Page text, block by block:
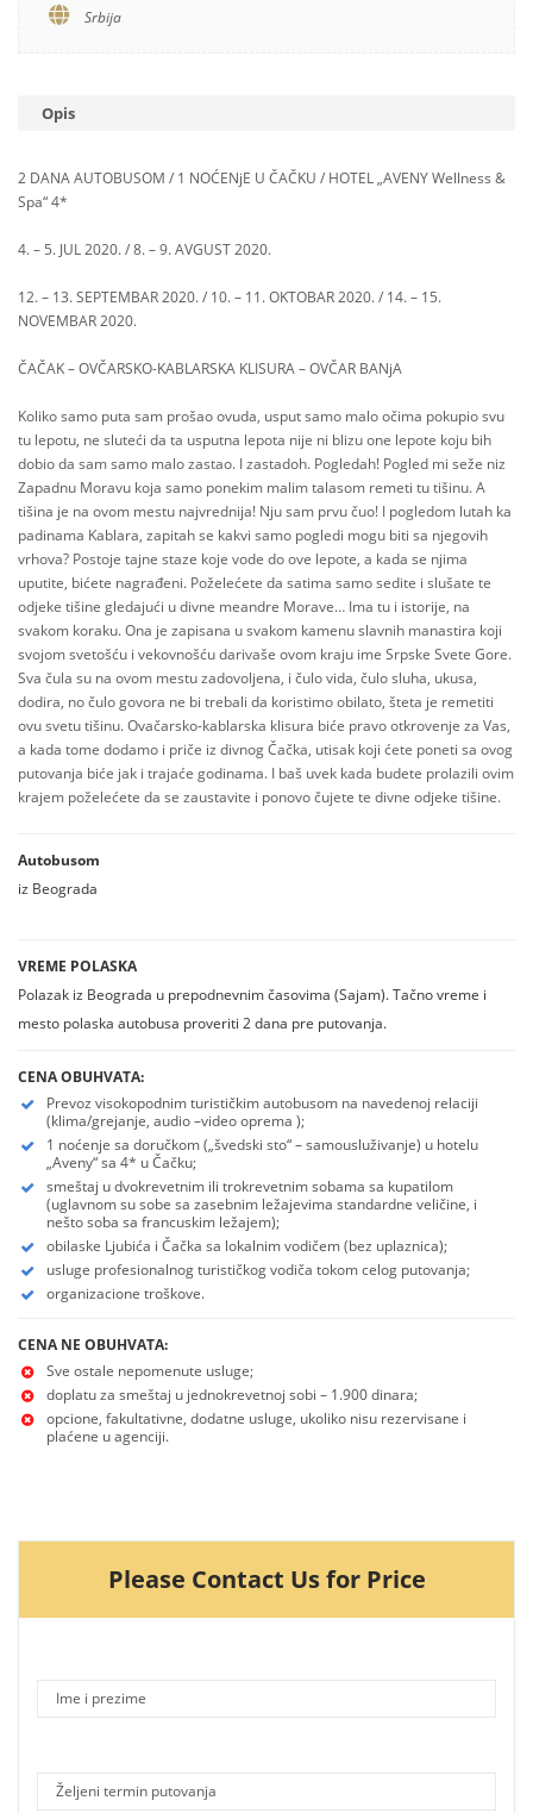
Srbija
Opis
2 DANA AUTOBUSOM / 1 NOĆENjE U ČAČKU / HOTEL „AVENY Wellness &
Spa“ 4*
4. – 5. JUL 2020. / 8. – 9. AVGUST 2020.
12. – 13. SEPTEMBAR 2020. / 10. – 11. OKTOBAR 2020. / 14. – 15.
NOVEMBAR 2020.
ČAČAK – OVČARSKO-KABLARSKA KLISURA – OVČAR BANjA
Koliko samo puta sam prošao ovuda, usput samo malo očima pokupio svu
tu lepotu, ne sluteći da ta usputna lepota nije ni blizu one lepote koju bih
dobio da sam samo malo zastao. I zastadoh. Pogledah! Pogled mi seže niz
Zapadnu Moravu koja samo ponekim malim talasom remeti tu tišinu. A
tišina je na ovom mestu najvrednija! Nju sam prvu čuo! I pogledom lutah ka
padinama Kablara, zapitah se kakvi samo pogledi mogu biti sa njegovih
vrhova? Postoje tajne staze koje vode do ove lepote, a kada se njima
uputite, bićete nagrađeni. Poželećete da satima samo sedite i slušate te
odjeke tišine gledajući u divne meandre Morave… Ima tu i istorije, na
svakom koraku. Ona je zapisana u svakom kamenu slavnih manastira koji
svojom svetošću i vekovnošću darivaše ovom kraju ime Srpske Svete Gore.
Sva čula su na ovom mestu zadovoljena, i čulo vida, čulo sluha, ukusa,
dodira, no čulo govora ne bi trebali da koristimo obilato, šteta je remetiti
ovu svetu tišinu. Ovačarsko-kablarska klisura biće pravo otkrovenje za Vas,
a kada tome dodamo i priče iz divnog Čačka, utisak koji ćete poneti sa ovog
putovanja biće jak i trajaće godinama. I baš uvek kada budete prolazili ovim
krajem poželećete da se zaustavite i ponovo čujete te divne odjeke tišine.
Autobusom
iz Beograda
VREME POLASKA
Polazak iz Beograda u prepodnevnim časovima (Sajam). Tačno vreme i
mesto polaska autobusa proveriti 2 dana pre putovanja.
CENA OBUHVATA:
Prevoz visokopodnim turističkim autobusom na navedenoj relaciji
(klima/grejanje, audio –video oprema );
1 noćenje sa doručkom („švedski sto“ – samousluživanje) u hotelu
„Aveny“ sa 4* u Čačku;
smeštaj u dvokrevetnim ili trokrevetnim sobama sa kupatilom
(uglavnom su sobe sa zasebnim ležajevima standardne veličine, i
nešto soba sa francuskim ležajem);
obilaske Ljubića i Čačka sa lokalnim vodičem (bez uplaznica);
usluge profesionalnog turističkog vodiča tokom celog putovanja;
organizacione troškove.
CENA NE OBUHVATA:
Sve ostale nepomenute usluge;
doplatu za smeštaj u jednokrevetnoj sobi – 1.900 dinara;
opcione, fakultativne, dodatne usluge, ukoliko nisu rezervisane i
plaćene u agenciji.
Please Contact Us for Price